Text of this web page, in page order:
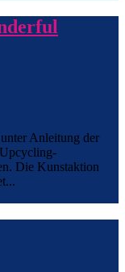
Anleitung der
Die Kunstaktion